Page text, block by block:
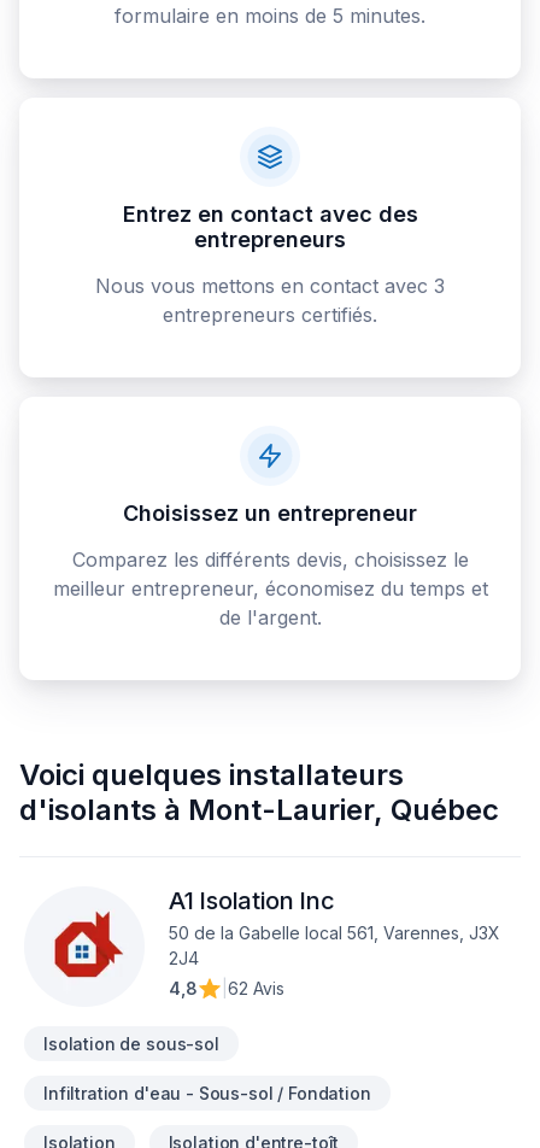
formulaire en moins de 5 minutes.
Entrez en contact avec des
entrepreneurs
Nous vous mettons en contact avec 3
entrepreneurs certifiés.
Choisissez un entrepreneur
Comparez les différents devis, choisissez le
meilleur entrepreneur, économisez du temps et
de l'argent.
Voici quelques installateurs
d'isolants à Mont-Laurier, Québec
A1 Isolation Inc
50 de la Gabelle local 561, Varennes, J3X
2J4
4,8
62 Avis
Isolation de sous-sol
Infiltration d'eau - Sous-sol / Fondation
Isolation Isolation d'entre-toît